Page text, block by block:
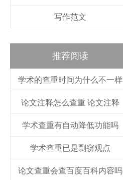
写作范文
推荐阅读
学术的查重时间为什么不一样
论文注释怎么查重 论文注释
学术查重有自动降低功能吗
学术查重已是剽窃观点
论文查重会查百度百科内容吗